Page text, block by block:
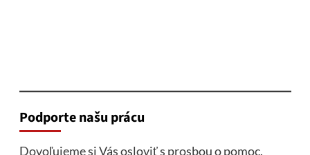
Podporte našu prácu
Dovoľujeme si Vás osloviť s prosbou o pomoc.